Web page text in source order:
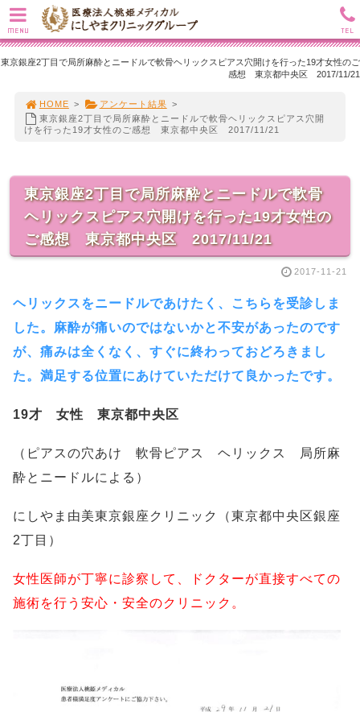
東京銀座2丁目で局所麻酔とニードルで軟骨ヘリックスピアス穴開けを行った19才女性のご
感想 東京都中央区 2017/11/21
HOME > アンケート結果 >
東京銀座2丁目で局所麻酔とニードルで軟骨ヘリックスピアス穴開
けを行った19才女性のご感想 東京都中央区 2017/11/21
東京銀座2丁目で局所麻酔とニードルで軟骨
ヘリックスピアス穴開けを行った19才女性の
ご感想 東京都中央区 2017/11/21
2017-11-21
ヘリックスをニードルであけたく、こちらを受診しま
した。麻酔が痛いのではないかと不安があったのです
が、痛みは全くなく、すぐに終わっておどろきまし
た。満足する位置にあけていただけて良かったです。
19才 女性 東京都中央区
（ピアスの穴あけ 軟骨ピアス ヘリックス 局所麻
酔とニードルによる）
にしやま由美東京銀座クリニック（東京都中央区銀座
2丁目）
女性医師が丁寧に診察して、ドクターが直接すべての
施術を行う安心・安全のクリニック。
MENU TEL